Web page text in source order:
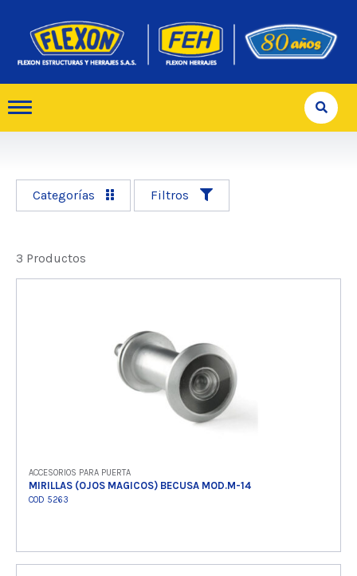
Categorías Filtros
3 Productos
ACCESORIOS PARA PUERTA
MIRILLAS (OJOS MAGICOS) BECUSA MOD.M-14
COD 5263